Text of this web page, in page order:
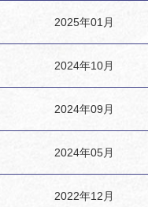
2025年01月
2024年10月
2024年09月
2024年05月
2022年12月